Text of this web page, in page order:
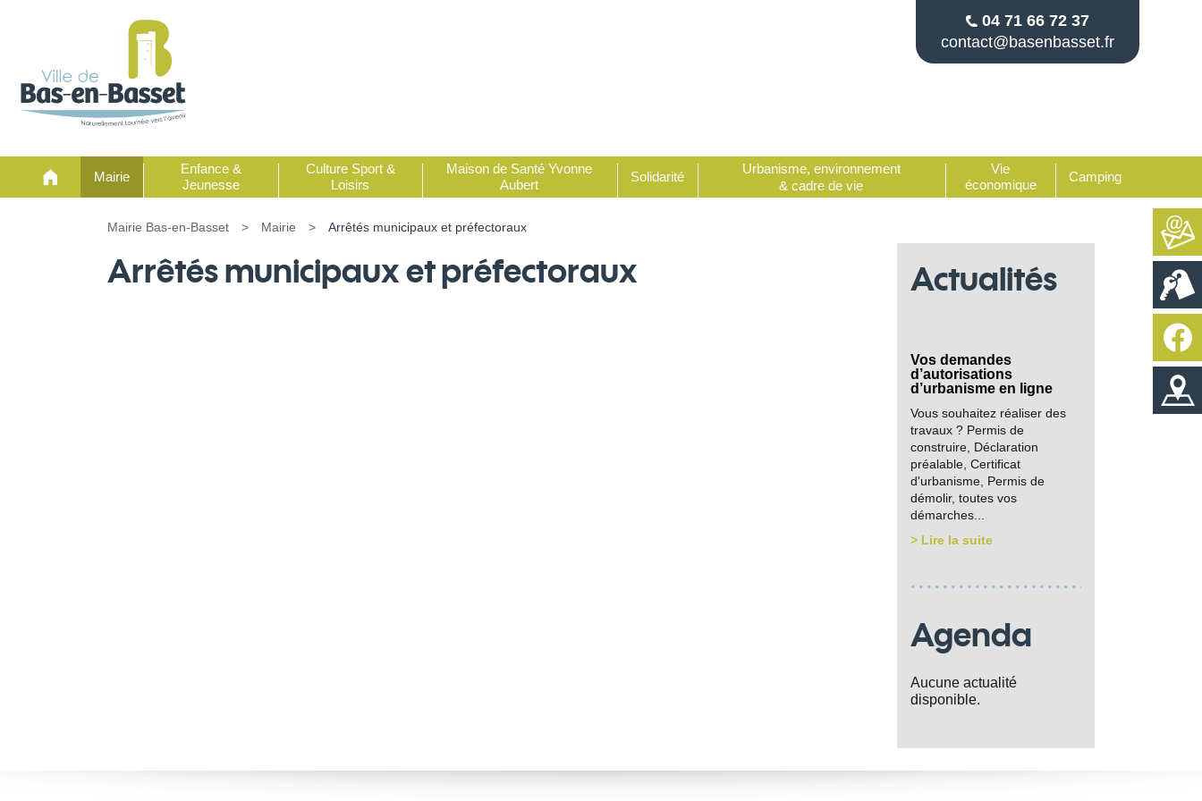
04 71 66 72 37
contact@basenbasset.fr
Mairie
Enfance &
Jeunesse
Culture Sport &
Loisirs
Maison de Santé Yvonne
Aubert
Solidarité
Urbanisme, environnement
& cadre de vie
Vie
économique
Camping
Mairie Bas-en-Basset > Mairie > Arrêtés municipaux et préfectoraux
Arrêtés municipaux et préfectoraux Actualités
Vos demandes
d’autorisations
d’urbanisme en ligne
Vous souhaitez réaliser des
travaux ? Permis de
construire, Déclaration
préalable, Certificat
d'urbanisme, Permis de
démolir, toutes vos
démarches...
> Lire la suite
Agenda
Aucune actualité
disponible.